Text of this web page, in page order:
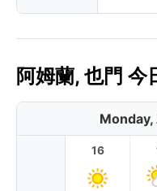
阿姆蘭, 也門
16